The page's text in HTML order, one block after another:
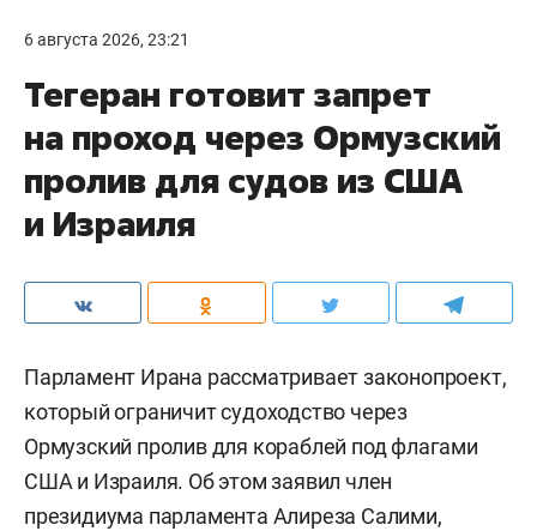
6 августа 2026, 23:21
Тегеран готовит запрет
на проход через Ормузский
пролив для судов из США
и Израиля
Парламент Ирана рассматривает законопроект,
который ограничит судоходство через
Ормузский пролив для кораблей под флагами
США и Израиля. Об этом заявил член
президиума парламента Алиреза Салими,